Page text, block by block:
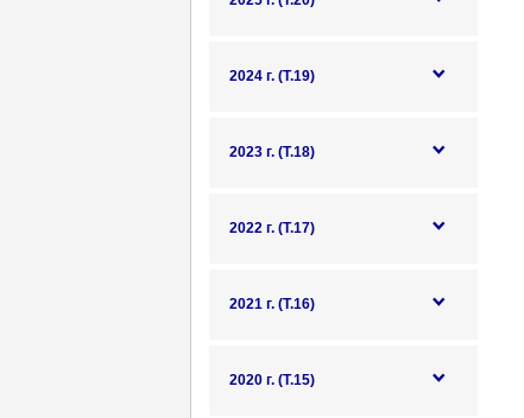
2024 г. (Т.19)
2023 г. (Т.18)
2022 г. (Т.17)
2021 г. (Т.16)
2020 г. (Т.15)